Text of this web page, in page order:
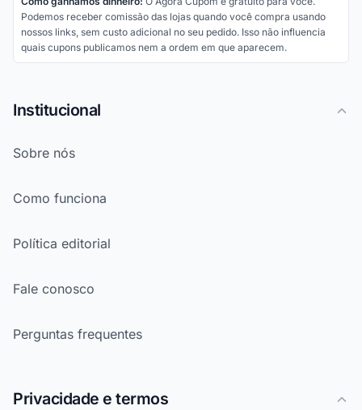
Podemos receber comissão das lojas quando você compra usando
nossos links, sem custo adicional no seu pedido. Isso não influencia
quais cupons publicamos nem a ordem em que aparecem.
Institucional
Sobre nós
Como funciona
Política editorial
Fale conosco
Perguntas frequentes
Privacidade e termos